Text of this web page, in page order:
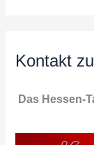
Kontakt
Das Hessen-